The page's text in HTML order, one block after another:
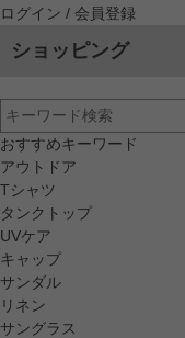
ログイン / 会員登録
ショッピング
おすすめキーワード
アウトドア
Tシャツ
タンクトップ
UVケア
キャップ
サンダル
リネン
サングラス